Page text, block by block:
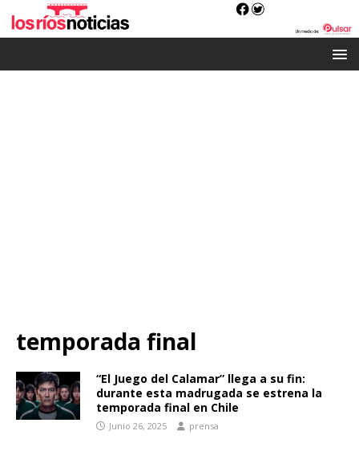
temporada final
“El Juego del Calamar” llega a su fin:
durante esta madrugada se estrena la
temporada final en Chile
Junio 26, 2025 prensa